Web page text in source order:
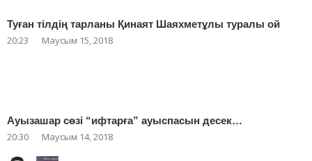
Туған тілдің тарланы Қинаят Шаяхметұлы туралы ой
20:23 Маусым 15, 2018
Ауызашар сөзі “ифтарға” ауыспасын десек…
20:30 Маусым 14, 2018